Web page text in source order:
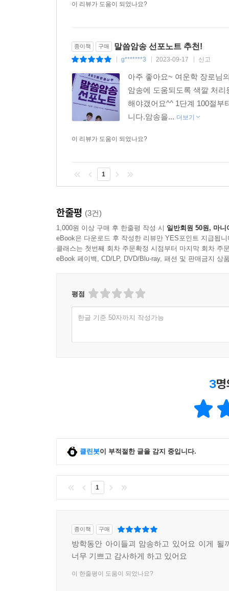
이 리뷰가 도움이 되었나요?
종이책 구매 말씀암송 선포노트 추천!
g*******3 2023-09-17 신고
아주 좋아요~ 여운학 장로님
암송에 도움되도록 색깔 처
해야갰어요^^ 1단계 100절부
니다.암송을... 더보기
이 리뷰가 도움이 되었나요?
1
한줄평 (3건)
1,000원 이상 구매 후 한줄평 작성 시 일반회원 50원, 마니
eBook은 다운로드 후 작성한 리뷰만 YES포인트 지급됩니
클래스는 첫번째 회차 주문확정 시점부터 마지막 회차 주
eBook 페이백, CD/LP, DVD/Blu-ray, 패션 및 판매금지 상
평점
한글 기준 50자까지 작성가능
3
클린봇이 부적절한 글을 감지 중입니다.
1
종이책 구매
방학동안 아이들괴 암송하고 있어요 이게 될
너무 기쁘고 감사하게 하고 있어요
이 한줄평이 도움이 되었나요?